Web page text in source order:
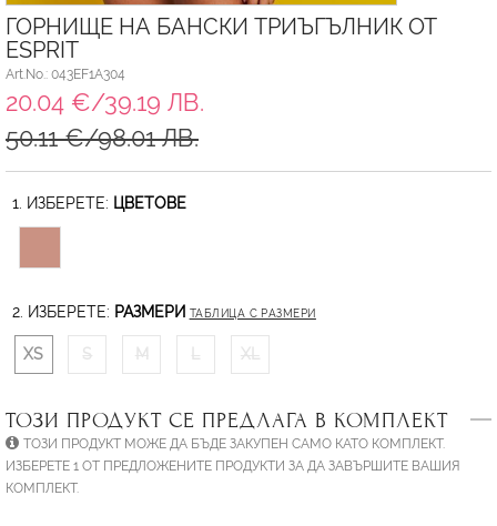
ГОРНИЩЕ НА БАНСКИ ТРИЪГЪЛНИК ОТ
ESPRIT
Art.No.: 043EF1A304
20.04 €/39.19 ЛВ.
50.11 €/98.01 ЛВ.
1. ИЗБЕРЕТЕ: ЦВЕТОВЕ
2. ИЗБЕРЕТЕ: РАЗМЕРИ ТАБЛИЦА С РАЗМЕРИ
XS S M L XL
ТОЗИ ПРОДУКТ СЕ ПРЕДЛАГА В КОМПЛЕКТ
ТОЗИ ПРОДУКТ МОЖЕ ДА БЪДЕ ЗАКУПЕН САМО КАТО КОМПЛЕКТ.
ИЗБЕРЕТЕ 1 ОТ ПРЕДЛОЖЕНИТЕ ПРОДУКТИ ЗА ДА ЗАВЪРШИТЕ ВАШИЯ
КОМПЛЕКТ.